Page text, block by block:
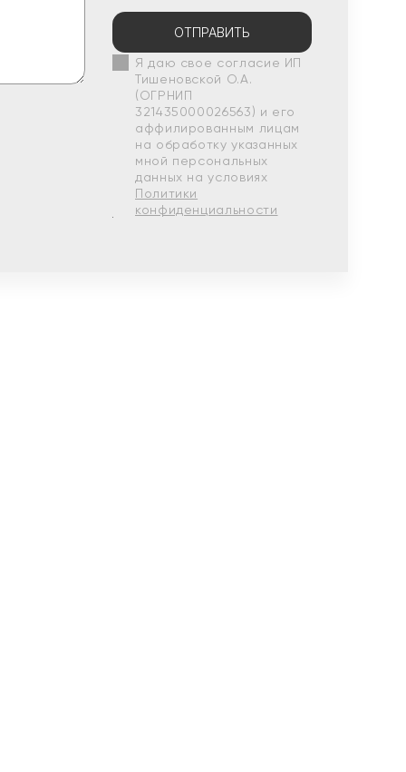
ОТПРАВИТЬ
Я даю свое согласие ИП
Тишеновской О.А.
(ОГРНИП
321435000026563) и его
аффилированным лицам
на обработку указанных
мной персональных
данных на условиях
Политики
конфиденциальности